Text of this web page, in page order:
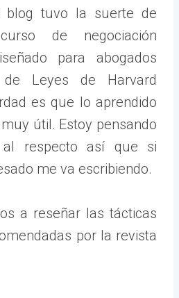
blog tuvo la suerte de
de negociación
para abogados
Leyes de Harvard
es que lo aprendido
útil. Estoy pensando
respecto así que si
me va escribiendo.
a reseñar las tácticas
por la revista